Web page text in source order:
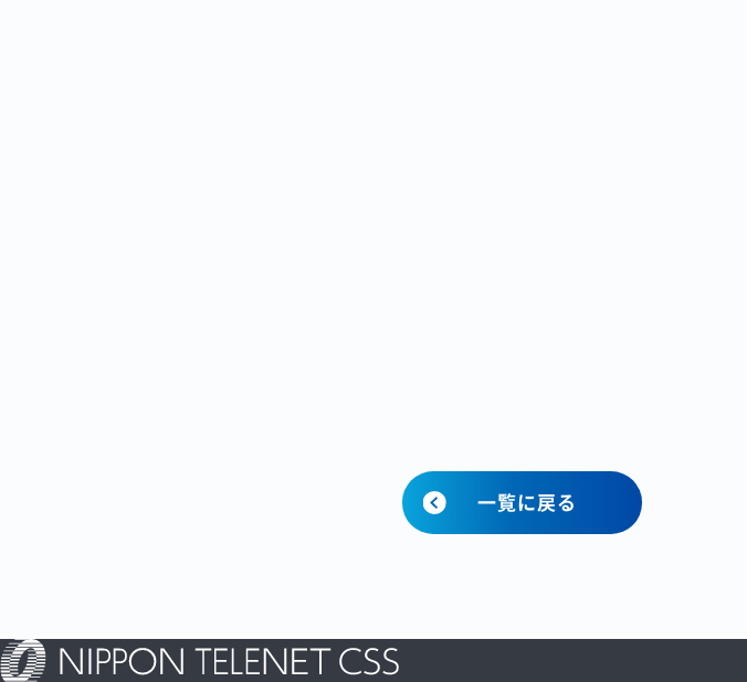
一覧に戻る